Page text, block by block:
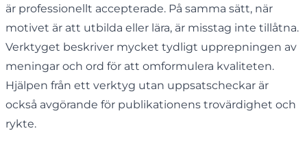
är professionellt accepterade. På samma sätt, när
motivet är att utbilda eller lära, är misstag inte tillåtna.
Verktyget beskriver mycket tydligt upprepningen av
meningar och ord för att omformulera kvaliteten.
Hjälpen från ett verktyg utan uppsatscheckar är
också avgörande för publikationens trovärdighet och
rykte.